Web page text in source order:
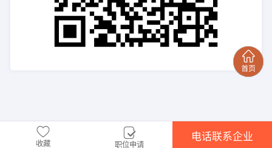
收藏 职位申请
电话联系企业